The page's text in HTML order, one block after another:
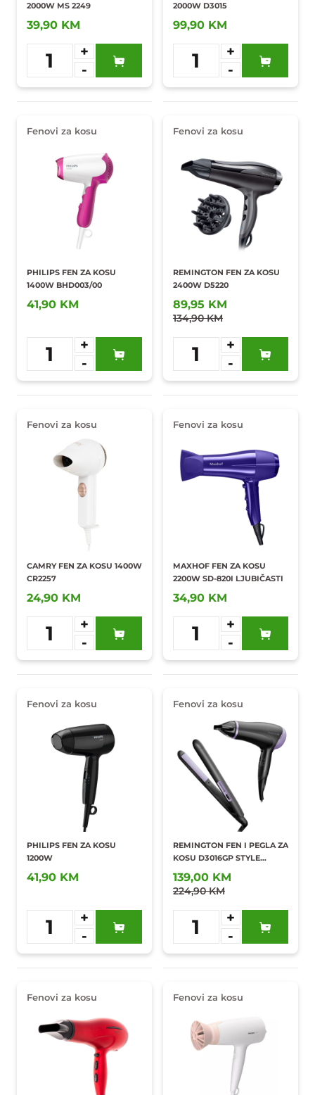
2000W MS 2249
39,90 KM
1
+
-
Dodaj u
omiljene
2000W D3015
99,90 KM
1
+
-
Dodaj u
omiljene
Fenovi za kosu
PHILIPS FEN ZA KOSU
1400W BHD003/00
41,90 KM
1
+
-
Dodaj u
omiljene
Fenovi za kosu
REMINGTON FEN ZA KOSU
2400W D5220
89,95 KM
134,90 KM
1
+
-
Dodaj u
omiljene
Fenovi za kosu
CAMRY FEN ZA KOSU 1400W
CR2257
24,90 KM
1
+
-
Dodaj u
omiljene
Fenovi za kosu
MAXHOF FEN ZA KOSU
2200W SD-820I LJUBIČASTI
34,90 KM
1
+
-
Dodaj u
omiljene
Fenovi za kosu
PHILIPS FEN ZA KOSU
1200W
41,90 KM
1
+
-
Dodaj u
omiljene
Fenovi za kosu
REMINGTON FEN I PEGLA ZA
KOSU D3016GP STYLE
ESSENTIALS
139,00 KM
224,90 KM
1
+
-
Dodaj u
omiljene
Fenovi za kosu Fenovi za kosu